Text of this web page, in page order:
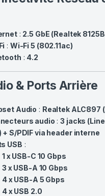
: 2.5 GbE (Realtek
: Wi-Fi 5 (802.11ac)
: 4.2
& Ports Arrière
Audio : Realtek ALC897
audio :3 jacks
+ S/PDIF via header interne
USB :
1 x USB-C 10 Gbps
3 x USB-A 10 Gbps
4 x USB-A 5 Gbps
4 x USB 2.0